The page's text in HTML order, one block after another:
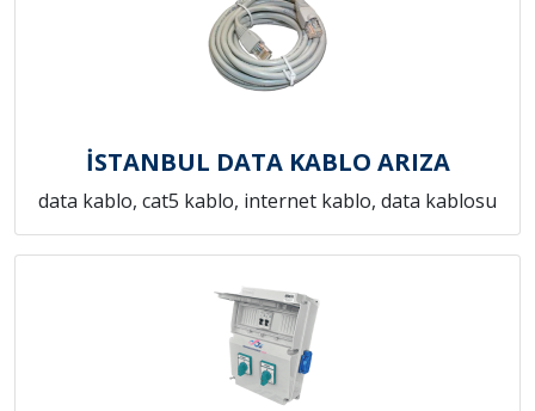
İSTANBUL DATA KABLO ARIZA
data kablo, cat5 kablo, internet kablo, data kablosu